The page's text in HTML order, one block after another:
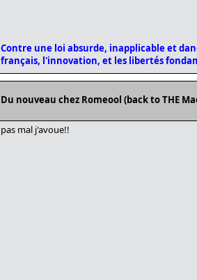
Contre une loi absurde, inapplicable et
français, l'innovation, et les libertés
Du nouveau chez Romeool (back to THE
pas mal j'avoue!!